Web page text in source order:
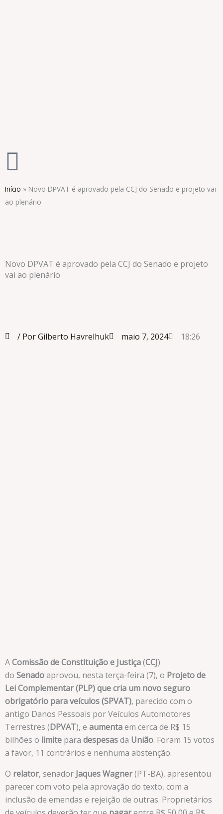
Início » Novo DPVAT é aprovado pela CCJ do Senado e projeto vai
ao plenário
Novo DPVAT é aprovado pela CCJ do Senado e projeto
vai ao plenário
/ Por Gilberto Havrelhuk maio 7, 2024 18:26
AComissão de Constituição e Justiça(CCJ)
do Senadoaprovou, nesta terça-feira (7), o Projeto de
Lei Complementar (PLP) que cria um novo seguro
obrigatório para veículos (SPVAT), parecido com o
antigo Danos Pessoais por Veículos Automotores
Terrestres (DPVAT), e aumentaem cerca de R$ 15
bilhões o limite para despesasda União. Foram 15 votos
a favor, 11 contrários e nenhuma abstenção.
O relator, senador Jaques Wagner(PT-BA), apresentou
parecer com voto pela aprovação do texto, com a
inclusão de emendas e rejeição de outras. Proprietários